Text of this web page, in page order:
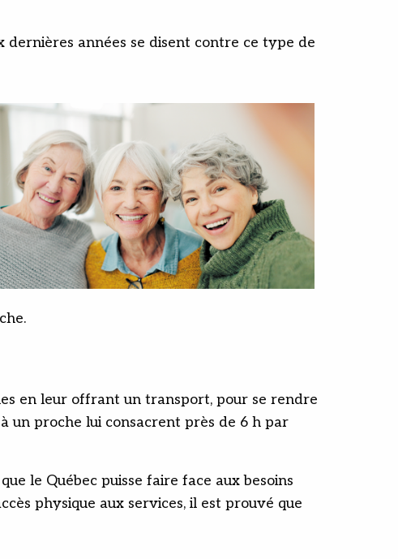
dernières années se disent contre ce type de
en leur offrant un transport, pour se rendre
un proche lui consacrent près de 6 h par
le Québec puisse faire face aux besoins
physique aux services, il est prouvé que